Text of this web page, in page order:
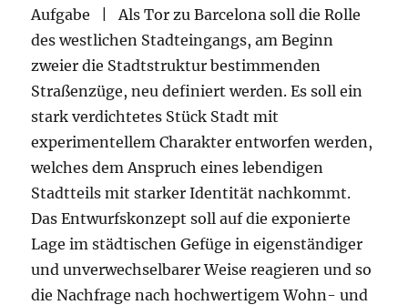
Aufgabe | Als Tor zu Barcelona soll die Rolle
des westlichen Stadteingangs, am Beginn
zweier die Stadtstruktur bestimmenden
Straßenzüge, neu definiert werden. Es soll ein
stark verdichtetes Stück Stadt mit
experimentellem Charakter entworfen werden,
welches dem Anspruch eines lebendigen
Stadtteils mit starker Identität nachkommt.
Das Entwurfskonzept soll auf die exponierte
Lage im städtischen Gefüge in eigenständiger
und unverwechselbarer Weise reagieren und so
die Nachfrage nach hochwertigem Wohn- und